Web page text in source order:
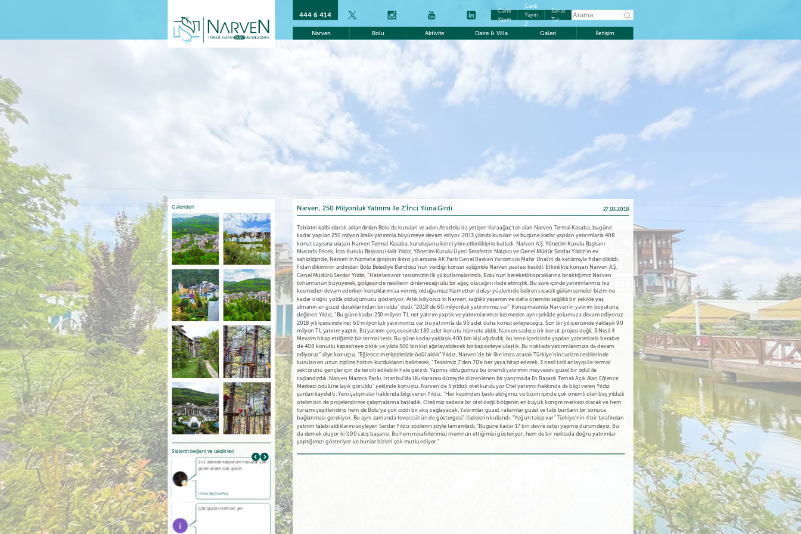
444 6 414
Canlı
Yayın
Canlı
Yayın
2
Sanal
Tur
Narven Bolu Aktivite Daire & Villa Galeri İletişim
Galeriden
Sizlerin beğeni ve takdirleri
Güzel bir tesis . Havuzlar ve tesis
temiz ,…
Ş. Özgül
Beş yıldızlı bir devre tatil
2+1 dairede kalıyorum havuzlar çok
güzel ortam çok güzel…
Umut Alp Durmuş
Çok güzel nezih bir yer
Oldukça güzel bi yer manzarasıyla,
güler yüzlü çalışanlarıyla. Tekrar…
Her sene severek geldiğimiz, huzur
dolduğumuz bir ortam… Gerek…
Gayet temiz ve güzeldi
Ethem Kılıç
Her sene ailece tercih ettiğimiz bir
işletme. Tavsiye ederim…
Narven, 250 Milyonluk Yatırımı İle 2’İnci Yılına Girdi 27.03.2018
Tabiatın kalbi olarak adlandırılan Bolu’da kurulan ve adını Anadolu’da yetişen Karaağaç’tan alan Narven Termal Kasaba, bugüne
kadar yapılan 250 milyon liralık yatırımla büyümeye devam ediyor. 2013 yılında kurulan ve bugüne kadar yapılan yatırımlarla 408
konut sayısına ulaşan Narven Termal Kasaba, kuruluşunu ikinci yılını etkinliklerle kutladı. Narven A.Ş. Yönetim Kurulu Başkanı
Mustafa Ericek, İcra Kurulu Başkanı Halit Yıldız, Yönetim Kurulu Üyesi Şerafettin Nalçacı ve Genel Müdür Serdar Yıldız’ın ev
sahipliğinde, Narven’in hizmete girişinin ikinci yılı anısına AK Parti Genel Başkan Yardımcısı Mahir Ünal’ın da katılımıyla fidan dikildi.
Fidan dikiminin ardından Bolu Belediye Bandosu’nun verdiği konser eşliğinde Narven pastası kesildi. Etkinlikte konşan Narven A.Ş.
Genel Müdürü Serdar Yıldız, “Hatırlarsanız tesisimizin ilk yıl kutlamalarında, Bolu’nun bereketli topraklarına bıraktığımız Narven
tohumunun büyüyerek, gölgesinde nesillerin dinleneceği ulu bir ağaç olacağını ifade etmiştik. Bu süre içinde yatırımlarımız hız
kesmeden devam ederken konuklarımıza vermiş olduğumuz hizmetten dolayı yüzlerinde beliren sıcacık gülümsemeler bizim ne
kadar doğru yolda olduğumuzu gösteriyor. Artık biliyoruz ki Narven, sağlıklı yaşamın ve daha önemlisi sağlıklı bir şekilde yaş
almanın en güzel duraklarından biri oldu” dedi. “2018’de 60 milyonluk yatırımımız var” Konuşmasında Narven’in yatırım boyutuna
değinen Yıldız, “Bu güne kadar 250 milyon TL net yatırım yaptık ve yatırımlarımızı kesmeden aynı şekilde yolumuza devam ediyoruz.
2018 yılı içerisinde net 60 milyonluk yatırımımız var bu yatırımla da 95 adet daha konut ekleyeceğiz. Son bir yıl içerisinde yaklaşık 90
milyon TL yatırım yaptık. Bu yatırım çerçevesinde 180 adet konutu hizmete aldık. Narven sadece bir konut projesi değil, 3 Nesil 4
Mevsim hitap ettiğimiz bir termal tesis. Bu güne kadar yaklaşık 400 bin kişi ağırladık, bu sene içerisinde yapılan yatırımlarla beraber
de 408 konutlu kapasiteye çıktık ve yılda 500 bin kişi ağırlayabilecek bir kapasiteye ulaştık. Bu noktada yatırımlarımıza da devam
ediyoruz” diye konuştu. “Eğlence merkezimizle ödül aldık” Yıldız, Narven’de bir ilke imza atarak Türkiye’nin turizm tesislerinde
kurulan en uzun zipline hattını kurduklarını belirterek, “Tesisimiz 7’den 70’e her yaşa hitap ederek, 3 nesil tatil anlayışı ile termal
sektörünü gençler için de tercih edilebilir hale getirdi. Yapmış olduğumuz bu önemli yatırımın meyvesini güzel bir ödül ile
taçlandırdık. Narven Macera Parkı, İstanbul’da Uluslararası düzeyde düzenlenen bir yarışmada En Başarılı Temalı Açık Alan Eğlence
Merkezi ödülüne layık görüldü” şeklinde konuştu. Narven’de 5 yıldızlı otel kuruluyor Otel yatırımı hakkında da bilgi veren Yıldız
şunları kaydetti: Yeni çalışmalar hakkında bilgi veren Yıldız, “Her kesimden baskı aldığımız ve bizim içinde çok önemli olan beş yıldızlı
otelimizin de projelendirme çalışmalarına başladık. Otelimiz sadece bir otel değil bölgenin en büyük kongre merkezi olacak ve hem
turizmi çeşitlendirip hem de Bolu’ya çok ciddi bir akış sağlayacak. Yatırımlar güzel, rakamlar güzel ve tabi bunların bir sonuca
bağlanması gerekiyor. Bu aynı zamanda teveccühün de göstergesi” ifadelerin kullandı. “Yoğun talep var” Türkiye’nin 4 bir tarafından
yatırım talebi aldıklarını söyleyen Serdar Yıldız sözlerini şöyle tamamladı, “Bugüne kadar 17 bin devre satışı yapmış durumdayız. Bu
da demek oluyor ki %90 satış başarısı. Bu hem misafirlerimizi memnun ettiğimizi gösteriyor, hem de bir noktada doğru yatırımlar
yaptığımızı gösteriyor ve bunlar bizleri çok mutlu ediyor.”